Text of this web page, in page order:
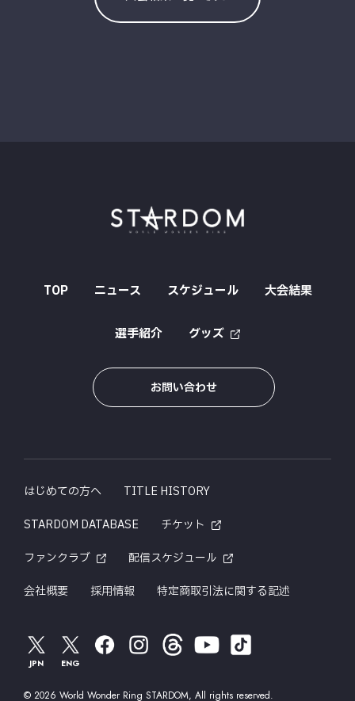
TOP ニュース スケジュール 大会結果
選手紹介 グッズ
お問い合わせ
はじめての方へ
TITLE HISTORY
STARDOM DATABASE
チケット
ファンクラブ
配信スケジュール
会社概要
採用情報 特定商取引法に関する記述
JPN ENG
© 2026 World Wonder Ring STARDOM, All rights reserved.